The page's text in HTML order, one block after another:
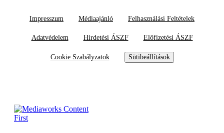
Impresszum Médiaajánló Felhasználási Feltételek
Adatvédelem Hirdetési ÁSZF Előfizetési ÁSZF
Cookie Szabályzatok Sütibeállítások